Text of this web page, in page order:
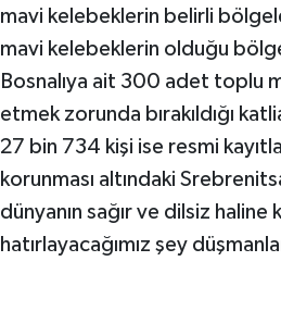
mavi kelebeklerin belirli
mavi kelebeklerin olduğu
Bosnalıya ait 300 adet toplu
etmek zorunda bırakıldığı
27 bin 734 kişi ise resmi
korunması altındaki
dünyanın sağır ve dilsiz
hatırlayacağımız şey